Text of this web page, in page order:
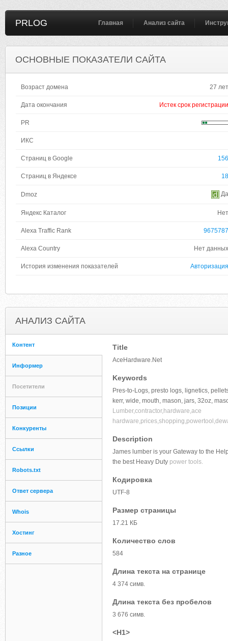
PRLOG Главная Анализ сайта
ОСНОВНЫЕ ПОКАЗАТЕЛИ САЙТА
Возраст домена 27 лет
Дата окончания Истек срок регистрации
PR
ИКС
Страниц в Google 156
Страниц в Яндексе 18
Dmoz Да
Яндекс Каталог Нет
Alexa Traffic Rank 9675787
Alexa Country Нет данных
История изменения показателей Авторизация
АНАЛИЗ САЙТА
Контент
Информер
Посетители
Позиции
Конкуренты
Ссылки
Robots.txt
Ответ сервера
Whois
Хостинг
Разное
Title
AceHardware.Net
Keywords
Pres-to-Logs, presto logs, lignetics,
kerr, wide, mouth, mason, jars, 32oz,
Lumber,contractor,hardware,ace
Description
James lumber is your Gateway to the
the best Heavy Duty power tools.
Кодировка
UTF-8
Размер страницы
17.21 КБ
Количество слов
584
Длина текста на странице
4 374 симв.
Длина текста без пробелов
3 676 симв.
<H1>